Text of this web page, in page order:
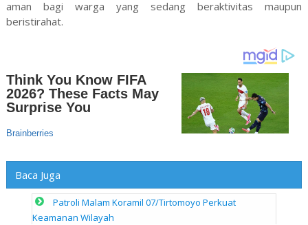
aman bagi warga yang sedang beraktivitas maupun
beristirahat.
Baca Juga
Patroli Malam Koramil 07/Tirtomoyo Perkuat
Keamanan Wilayah